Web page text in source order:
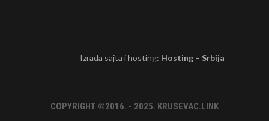
Izrada sajta i hosting: Hosting – Srbija
COPYRIGHT ©2016. - 2025. KRUSEVAC.LINK